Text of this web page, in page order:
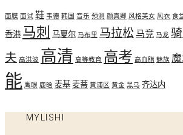
面膜 面试 鞋 韦德 韩国 音乐 预测 颜真卿 风格美女 风衣 食
香港 马刺 马夏尔 马布里 马拉松 马竞 马龙
夫 高洪波 高清 高等教育 高考 高血脂 魅族
能 鹰眼 鹿晗 麦基麦蒂 黄浦区 黄金 黑马 齐达内
MYLISHI